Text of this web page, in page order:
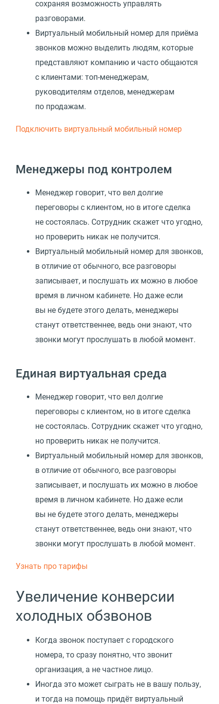
сохраняя возможность управлять
разговорами.
Виртуальный мобильный номер для приёма
звонков можно выделить людям, которые
представляют компанию и часто общаются
с клиентами: топ-менеджерам,
руководителям отделов, менеджерам
по продажам.
Подключить виртуальный мобильный номер
Менеджеры под контролем
Менеджер говорит, что вел долгие
переговоры с клиентом, но в итоге сделка
не состоялась. Сотрудник скажет что угодно,
но проверить никак не получится.
Виртуальный мобильный номер для звонков,
в отличие от обычного, все разговоры
записывает, и послушать их можно в любое
время в личном кабинете. Но даже если
вы не будете этого делать, менеджеры
станут ответственнее, ведь они знают, что
звонки могут прослушать в любой момент.
Единая виртуальная среда
Менеджер говорит, что вел долгие
переговоры с клиентом, но в итоге сделка
не состоялась. Сотрудник скажет что угодно,
но проверить никак не получится.
Виртуальный мобильный номер для звонков,
в отличие от обычного, все разговоры
записывает, и послушать их можно в любое
время в личном кабинете. Но даже если
вы не будете этого делать, менеджеры
станут ответственнее, ведь они знают, что
звонки могут прослушать в любой момент.
Узнать про тарифы
Увеличение конверсии
холодных обзвонов
Когда звонок поступает с городского
номера, то сразу понятно, что звонит
организация, а не частное лицо.
Иногда это может сыграть не в вашу пользу,
и тогда на помощь придёт виртуальный